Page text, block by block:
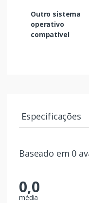
Outro sistema
operativo
compatível
Especificações
Baseado em 0
0,0
média